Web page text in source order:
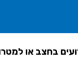
בחצב או